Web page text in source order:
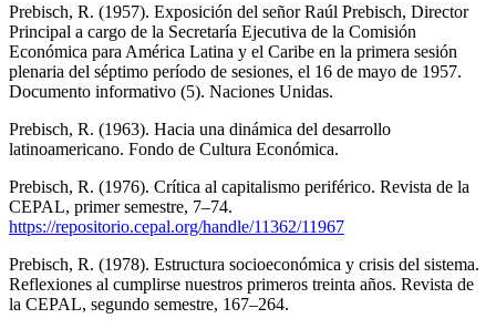
Prebisch, R. (1957). Exposición del señor Raúl Prebisch, Director
Principal a cargo de la Secretaría Ejecutiva de la Comisión
Económica para América Latina y el Caribe en la primera sesión
plenaria del séptimo período de sesiones, el 16 de mayo de 1957.
Documento informativo (5). Naciones Unidas.
Prebisch, R. (1963). Hacia una dinámica del desarrollo
latinoamericano. Fondo de Cultura Económica.
Prebisch, R. (1976). Crítica al capitalismo periférico. Revista de la
CEPAL, primer semestre, 7–74.
https://repositorio.cepal.org/handle/11362/11967
Prebisch, R. (1978). Estructura socioeconómica y crisis del sistema.
Reflexiones al cumplirse nuestros primeros treinta años. Revista de
la CEPAL, segundo semestre, 167–264.